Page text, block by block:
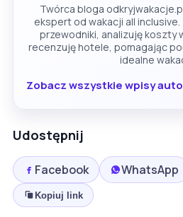
Twórca bloga
ekspert od wakacji all
przewodniki, analizuję koszty
recenzuję hotele, pomagając
idealne
Zobacz wszystkie wpisy
Udostępnij
Facebook WhatsApp
Kopiuj link